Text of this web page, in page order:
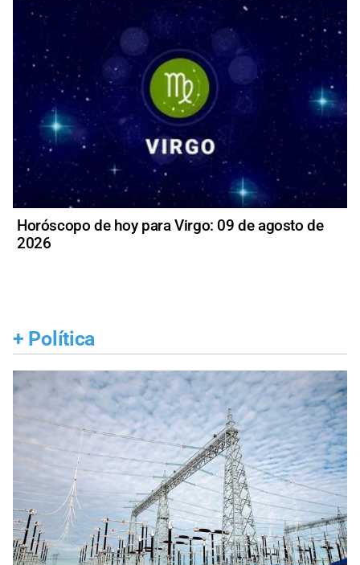
Horóscopo de hoy para Virgo: 09 de agosto de
2026
+ Política